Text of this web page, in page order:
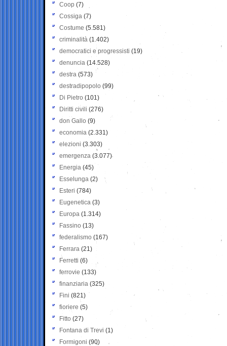
Coop (7)
Cossiga (7)
Costume (5.581)
criminalità (1.402)
democratici e progressisti (19)
denuncia (14.528)
destra (573)
destradipopolo (99)
Di Pietro (101)
Diritti civili (276)
don Gallo (9)
economia (2.331)
elezioni (3.303)
emergenza (3.077)
Energia (45)
Esselunga (2)
Esteri (784)
Eugenetica (3)
Europa (1.314)
Fassino (13)
federalismo (167)
Ferrara (21)
Ferretti (6)
ferrovie (133)
finanziaria (325)
Fini (821)
fioriere (5)
Fitto (27)
Fontana di Trevi (1)
Formigoni (90)